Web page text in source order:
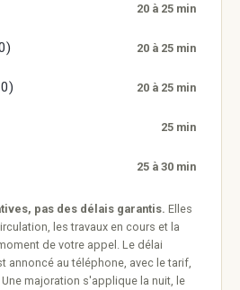
20 à 25 min
20 à 25 min
20 à 25 min
25 min
25 à 30 min
pas des délais garantis. Elles
les travaux en cours et la
de votre appel. Le délai
annoncé au téléphone, avec le tarif,
majoration s'applique la nuit, le